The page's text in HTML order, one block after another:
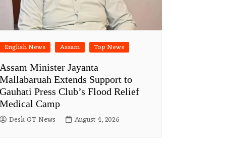
English News Assam Top News
Minister Jayanta
Extends Support to
Press Club’s Flood Relief
Camp
Desk GT News August 4, 2026